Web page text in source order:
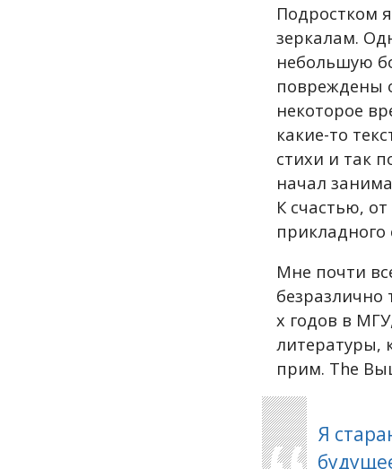
Подростком
зеркалам.
небольшую
повреждены
некоторое
какие-то
стихи и так
начал
К счастью,
Мне почти
безразлично
х годов в
литературы,
прим. The
Я